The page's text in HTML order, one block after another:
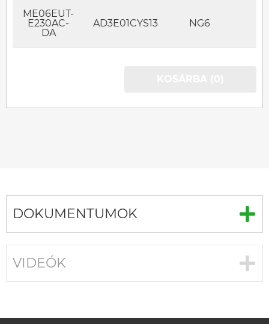
ME06EUT-
E230AC-
DA
AD3E01CYS13 NG6
DOKUMENTUMOK
VIDEÓK